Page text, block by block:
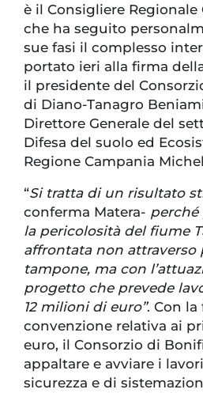
è il Consigliere Regionale
che ha seguito
sue fasi il complesso
portato ieri alla firma
il presidente del
di Diano-Tanagro
Direttore Generale del
Difesa del suolo ed
Regione Campania
“Si tratta di un risultato
conferma Matera- perché
la pericolosità del fiume
affrontata non
tampone, ma con
progetto che prevede
12 milioni di euro”. Con
convenzione relativa ai
euro, il Consorzio di
appaltare e avviare i
sicurezza e di